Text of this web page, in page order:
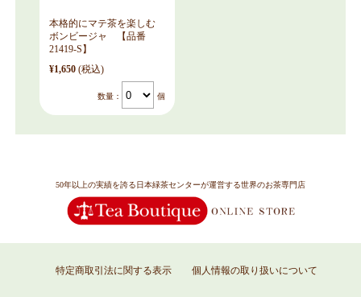
本格的にマテ茶を楽しむ
ボンビージャ 【品番
21419-S】
¥1,650 (税込)
数量： 個
50年以上の実績を誇る日本緑茶センターが運営する世界のお茶専門店
特定商取引法に関する表示 個人情報の取り扱いについて